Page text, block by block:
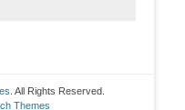
. All Rights Reserved.
Themes